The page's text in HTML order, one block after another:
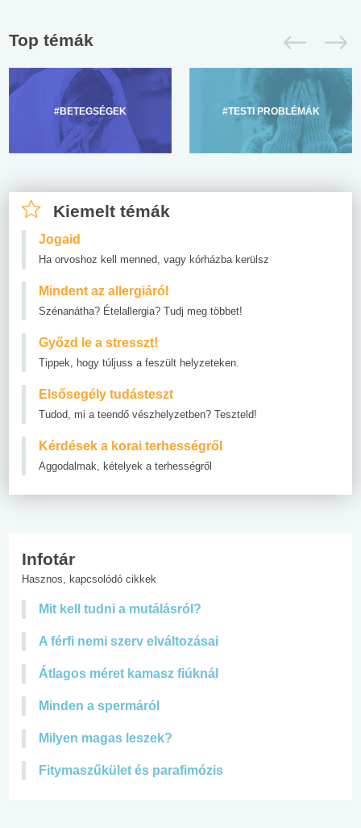
Top témák
#BETEGSÉGEK #TESTI PROBLÉMÁK
Kiemelt témák
Jogaid
Ha orvoshoz kell menned, vagy kórházba kerülsz
Mindent az allergiáról
Szénanátha? Ételallergia? Tudj meg többet!
Győzd le a stresszt!
Tippek, hogy túljuss a feszült helyzeteken.
Elsősegély tudásteszt
Tudod, mi a teendő vészhelyzetben? Teszteld!
Kérdések a korai terhességről
Aggodalmak, kételyek a terhességről
Infotár
Hasznos, kapcsolódó cikkek
Mit kell tudni a mutálásról?
A férfi nemi szerv elváltozásai
Átlagos méret kamasz fiúknál
Minden a spermáról
Milyen magas leszek?
Fitymaszűkület és parafimózis